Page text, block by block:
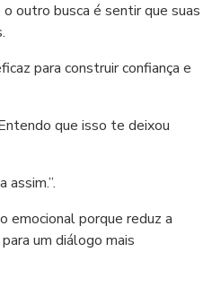
outro busca é sentir que suas
para construir confiança e
que isso te deixou
assim.”.
emocional porque reduz a
um diálogo mais